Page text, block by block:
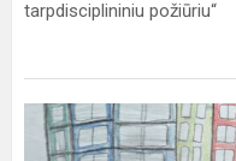
tarpdisciplininiu požiūriu“
VISI
PO